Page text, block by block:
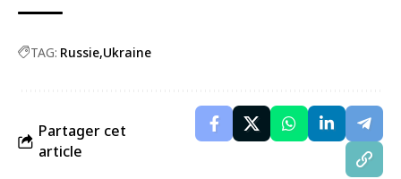
TAG: Russie Ukraine
Partager cet
article